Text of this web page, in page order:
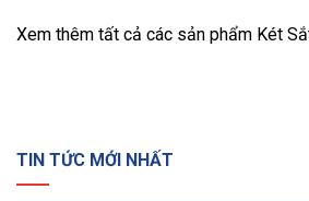
Xem thêm tất cả các sản phẩm Két
TIN TỨC MỚI NHẤT